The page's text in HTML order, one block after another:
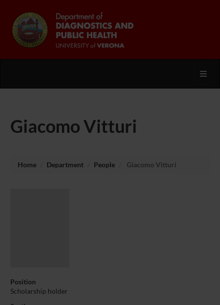
Giacomo Vitturi
Home Department People Giacomo Vitturi
Position
Scholarship holder